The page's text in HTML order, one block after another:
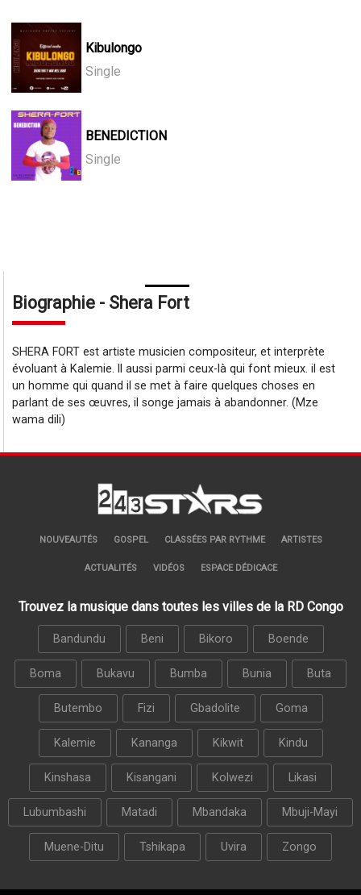
Kibulongo
Single
BENEDICTION
Single
Biographie - Shera Fort
SHERA FORT est artiste musicien compositeur, et interprète
évoluant à Kalemie. ll aussi parmi ceux-là qui font mieux. il est
un homme qui quand il se met à faire quelques choses en
parlant de ses œuvres, il songe jamais à abandonner. (Mze
wama dili)
NOUVEAUTÉS GOSPEL CLASSÉES PAR RYTHME ARTISTES
ACTUALITÉS VIDÉOS ESPACE DÉDICACE
Trouvez la musique dans toutes les villes de la RD Congo
Bandundu Beni Bikoro Boende
Boma Bukavu Bumba Bunia Buta
Butembo Fizi Gbadolite Goma
Kalemie Kananga Kikwit Kindu
Kinshasa Kisangani Kolwezi Likasi
Lubumbashi Matadi Mbandaka Mbuji-Mayi
Muene-Ditu Tshikapa Uvira Zongo